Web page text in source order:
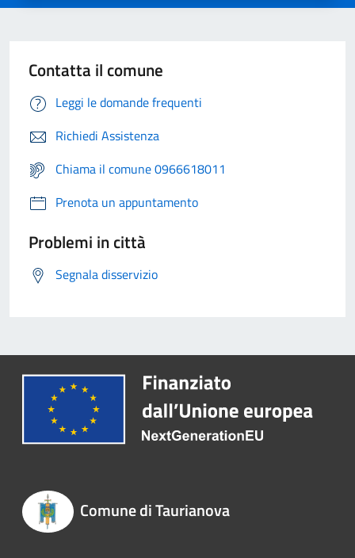
Contatta il comune
Leggi le domande frequenti
Richiedi Assistenza
Chiama il comune 0966618011
Prenota un appuntamento
Problemi in città
Segnala disservizio
Comune di Taurianova